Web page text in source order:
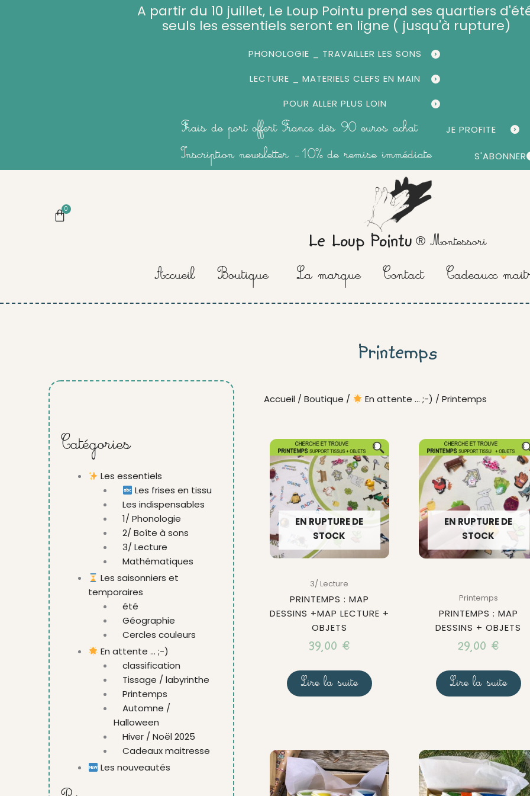
A partir du 10 juillet, Le Loup Pointu prend ses quartiers
seuls les essentiels seront en ligne ( jusqu'à rupture)
PHONOLOGIE _ TRAVAILLER LES SONS
LECTURE _ MATERIELS CLEFS EN MAIN
POUR ALLER PLUS LOIN
Frais de port offert France dès 90 euros achat JE PROFITE
Inscription newsletter -10% de remise immédiate S'ABONNER
0
Panier
Le Loup Pointu ® Montessori
Accueil Boutique La marque Contact Cadeaux
Printemps
Catégories
Les essentiels
Les frises en tissu
Les indispensables
1/ Phonologie
2/ Boîte à sons
3/ Lecture
Mathématiques
Les saisonniers et
temporaires
été
Géographie
Cercles couleurs
En attente ... ;-)
classification
Tissage / labyrinthe
Printemps
Automne /
Halloween
Hiver / Noël 2025
Cadeaux maitresse
Les nouveautés
Accueil / Boutique / En attente ... ;-) / Printemps
EN RUPTURE DE
STOCK
3/ Lecture
PRINTEMPS : MAP
DESSINS +MAP LECTURE +
OBJETS
39,00 €
Lire la suite
EN RUPTURE DE
STOCK
Printemps
PRINTEMPS : MAP
DESSINS + OBJETS
29,00 €
Lire la suite